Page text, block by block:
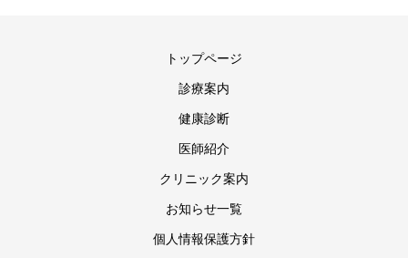
トップページ
診療案内
健康診断
医師紹介
クリニック案内
お知らせ一覧
個人情報保護方針